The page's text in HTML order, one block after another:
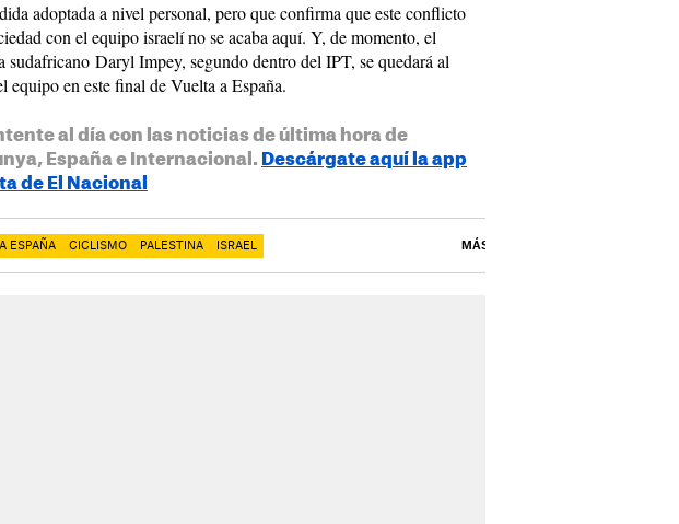
adoptada a nivel personal, pero que confirma que este conflicto
con el equipo israelí no se acaba aquí. Y, de momento, el
sudafricano Daryl Impey, segundo dentro del IPT, se quedará al
equipo en este final de Vuelta a España.
al día con las noticias de última hora de
España e Internacional. Descárgate aquí la app
de El Nacional
ESPAÑA CICLISMO PALESTINA ISRAEL MÁS